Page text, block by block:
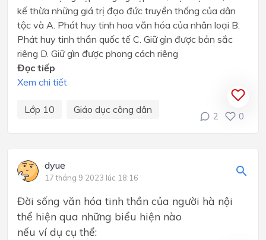
kế thừa những giá trị đạo đức truyền thống của dân
tộc và A. Phát huy tinh hoa văn hóa của nhân loại B.
Phát huy tinh thần quốc tế C. Giữ gìn được bản sắc
riêng D. Giữ gìn được phong cách riêng
Đọc tiếp
Xem chi tiết
Lớp 10 Giáo dục công dân
2 0
dyue
17 tháng 9 2023 lúc 18:16
Đời sống văn hóa tinh thần của người hà nội
thể hiện qua những biểu hiện nào
nếu ví dụ cụ thể: